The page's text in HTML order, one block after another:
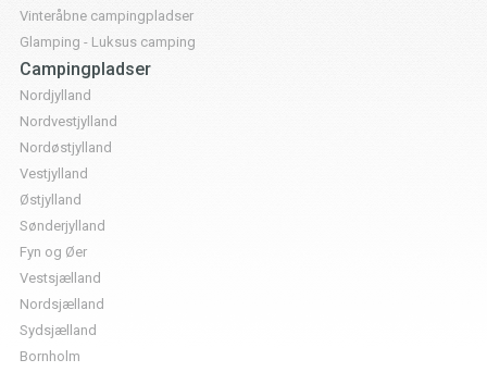
Vinteråbne campingpladser
Glamping - Luksus camping
Campingpladser
Nordjylland
Nordvestjylland
Nordøstjylland
Vestjylland
Østjylland
Sønderjylland
Fyn og Øer
Vestsjælland
Nordsjælland
Sydsjælland
Bornholm